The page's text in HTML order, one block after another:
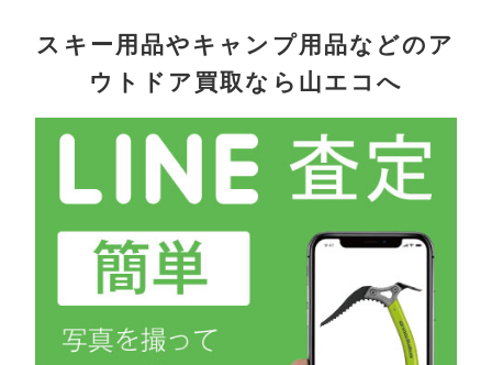
スキー用品やキャンプ用品などのア
ウトドア買取なら山エコへ